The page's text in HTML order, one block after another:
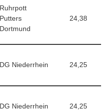
Ruhrpott
Putters
Dortmund
24,38
DG Niederrhein 24,25
DG Niederrhein 24,25